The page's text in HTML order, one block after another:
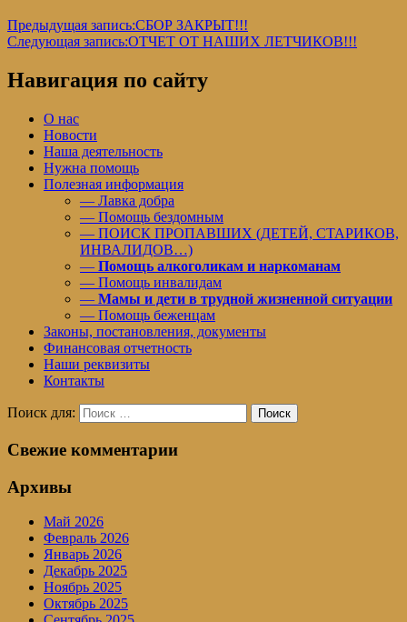
Предыдущая запись:СБОР ЗАКРЫТ!!!
Следующая запись:ОТЧЕТ ОТ НАШИХ ЛЕТЧИКОВ!!!
Навигация по сайту
О нас
Новости
Наша деятельность
Нужна помощь
Полезная информация
— Лавка добра
— Помощь бездомным
— ПОИСК ПРОПАВШИХ (ДЕТЕЙ, СТАРИКОВ,
ИНВАЛИДОВ…)
— Помощь алкоголикам и наркоманам
— Помощь инвалидам
— Мамы и дети в трудной жизненной ситуации
— Помощь беженцам
Законы, постановления, документы
Финансовая отчетность
Наши реквизиты
Контакты
Поиск для: Поиск
Свежие комментарии
Архивы
Май 2026
Февраль 2026
Январь 2026
Декабрь 2025
Ноябрь 2025
Октябрь 2025